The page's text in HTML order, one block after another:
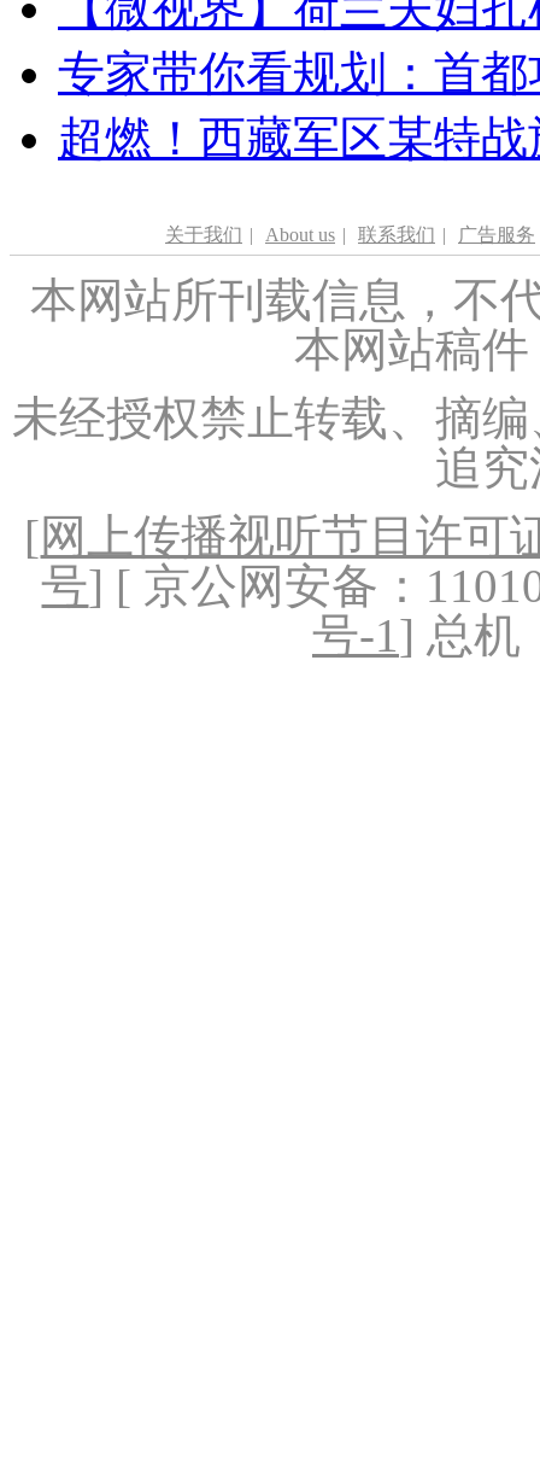
专家带你看规划：首
超燃！西藏军区某特
关于我们 | About us | 联系我们 | 广告服务
本网站所刊载信息，不
本网站稿
未经授权禁止转载、摘
追
[网上传播视听节目许可
号] [ 京公网安备：
号-1] 总机